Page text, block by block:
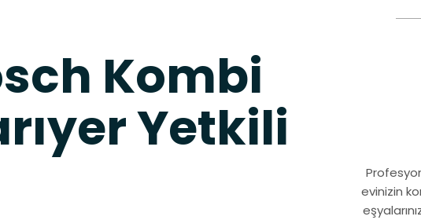
Kombi
Yetkili
evinizin